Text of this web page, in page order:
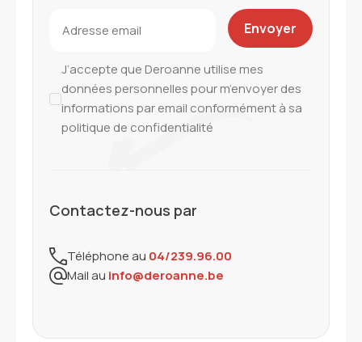
J’accepte que Deroanne utilise mes
données personnelles pour m’envoyer des
informations par email conformément à sa
politique de confidentialité
Contactez-nous par
Téléphone au 04/239.96.00
Mail au info@deroanne.be